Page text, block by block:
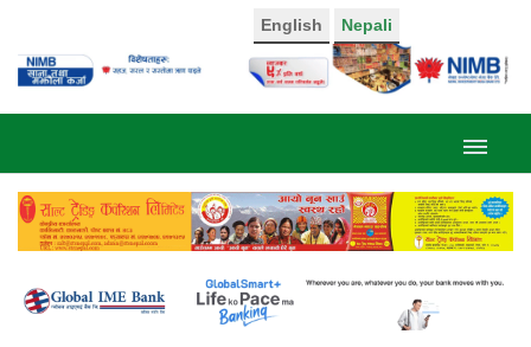
Nepali
English